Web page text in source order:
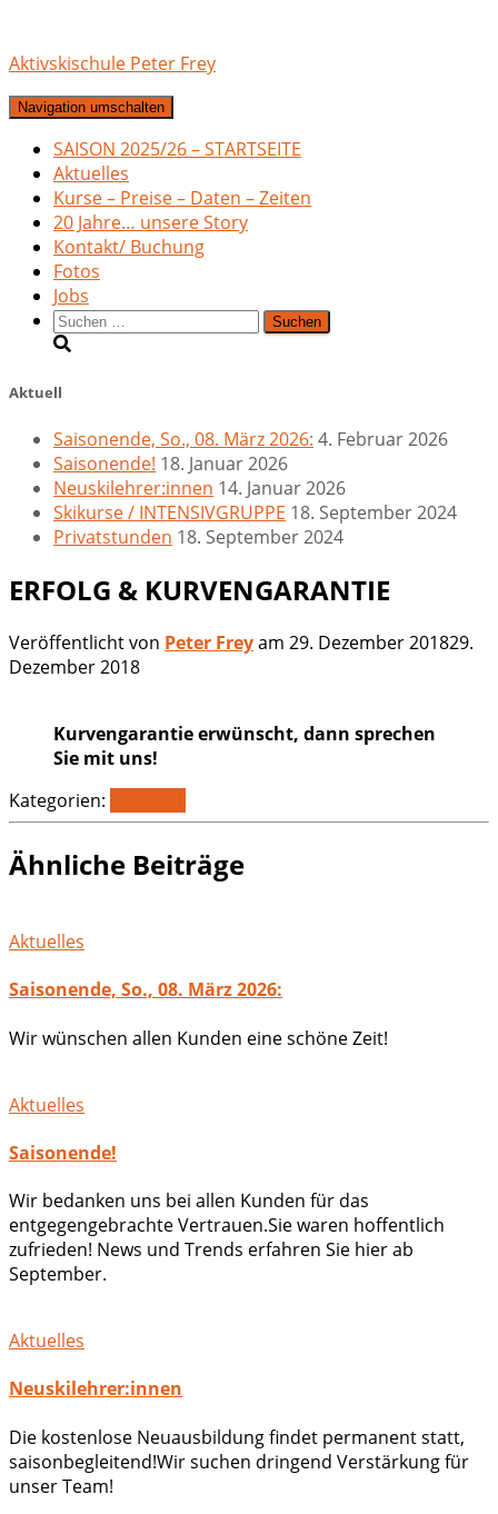
Aktivskischule Peter Frey
Navigation umschalten
SAISON 2025/26 – STARTSEITE
Aktuelles
Kurse – Preise – Daten – Zeiten
20 Jahre… unsere Story
Kontakt/ Buchung
Fotos
Jobs
Suchen
nach:
Aktuell
Saisonende, So., 08. März 2026: 4. Februar 2026
Saisonende! 18. Januar 2026
Neuskilehrer:innen 14. Januar 2026
Skikurse / INTENSIVGRUPPE 18. September 2024
Privatstunden 18. September 2024
ERFOLG & KURVENGARANTIE
Veröffentlicht von Peter Freyam 29. Dezember 201829.
Dezember 2018
Kurvengarantie erwünscht, dann sprechen
Sie mit uns!
Kategorien:
Ähnliche Beiträge
Aktuelles
Saisonende, So., 08. März 2026:
Wir wünschen allen Kunden eine schöne Zeit!
Aktuelles
Saisonende!
Wir bedanken uns bei allen Kunden für das
entgegengebrachte Vertrauen.Sie waren hoffentlich
zufrieden! News und Trends erfahren Sie hier ab
September.
Aktuelles
Neuskilehrer:innen
Die kostenlose Neuausbildung findet permanent statt,
saisonbegleitend!Wir suchen dringend Verstärkung für
unser Team!